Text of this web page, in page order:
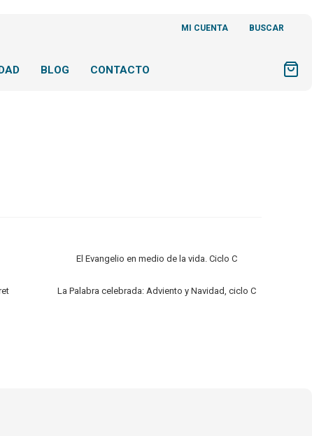
MI CUENTA BUSCAR
BLOG CONTACTO
El Evangelio en medio de la vida. Ciclo C
La Palabra celebrada: Adviento y Navidad, ciclo C